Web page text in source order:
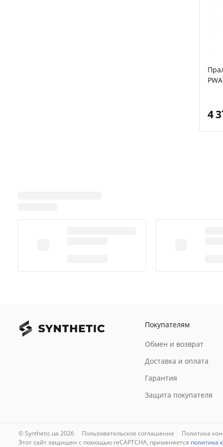
4
Покупателям
Обмен и возврат
Доставка и оплата
Гарантия
Защита покупателя
© Synthetic.ua 2026 Пользовательское соглашение
Политика
Этот сайт защищен с помощью reCAPTCHA, применяется политика